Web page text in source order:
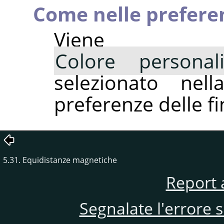
Come nelle
Colore
selezionato
preferenze delle
5.31. Equidistanze magnetiche
Report
Segnalate l'errore